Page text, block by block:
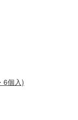
6個入)